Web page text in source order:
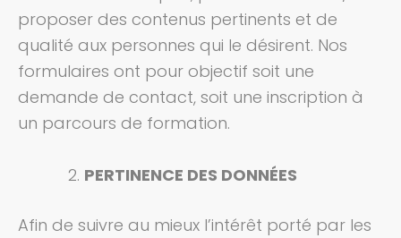
proposer des contenus pertinents et de
qualité aux personnes qui le désirent. Nos
formulaires ont pour objectif soit une
demande de contact, soit une inscription à
un parcours de formation.
PERTINENCE DES DONNÉES
Afin de suivre au mieux l’intérêt porté par les